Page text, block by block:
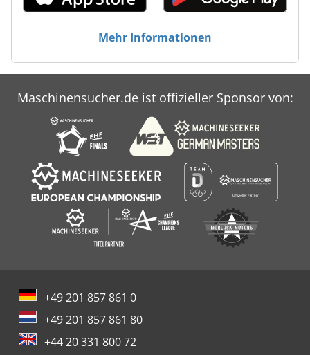
Mehr Informationen
Maschinensucher.de ist offizieller Sponsor von:
+49 201 857 861 0
+49 201 857 861 80
+44 20 331 800 72